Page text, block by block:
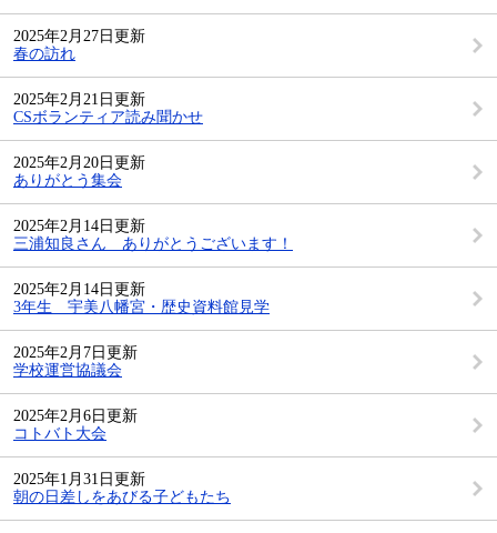
2025年2月27日更新
春の訪れ
2025年2月21日更新
CSボランティア読み聞かせ
2025年2月20日更新
ありがとう集会
2025年2月14日更新
三浦知良さん ありがとうございます！
2025年2月14日更新
3年生 宇美八幡宮・歴史資料館見学
2025年2月7日更新
学校運営協議会
2025年2月6日更新
コトバト大会
2025年1月31日更新
朝の日差しをあびる子どもたち